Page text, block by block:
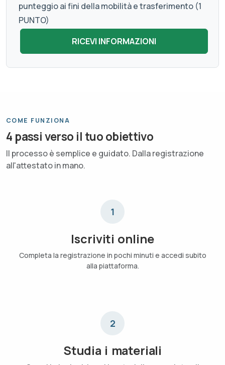
punteggio ai fini della mobilità e trasferimento (1
PUNTO)
COME FUNZIONA
4 passi verso il tuo obiettivo
Il processo è semplice e guidato. Dalla registrazione
all'attestato in mano.
1
Iscriviti online
Completa la registrazione in pochi minuti e accedi subito
alla piattaforma.
2
Studia i materiali